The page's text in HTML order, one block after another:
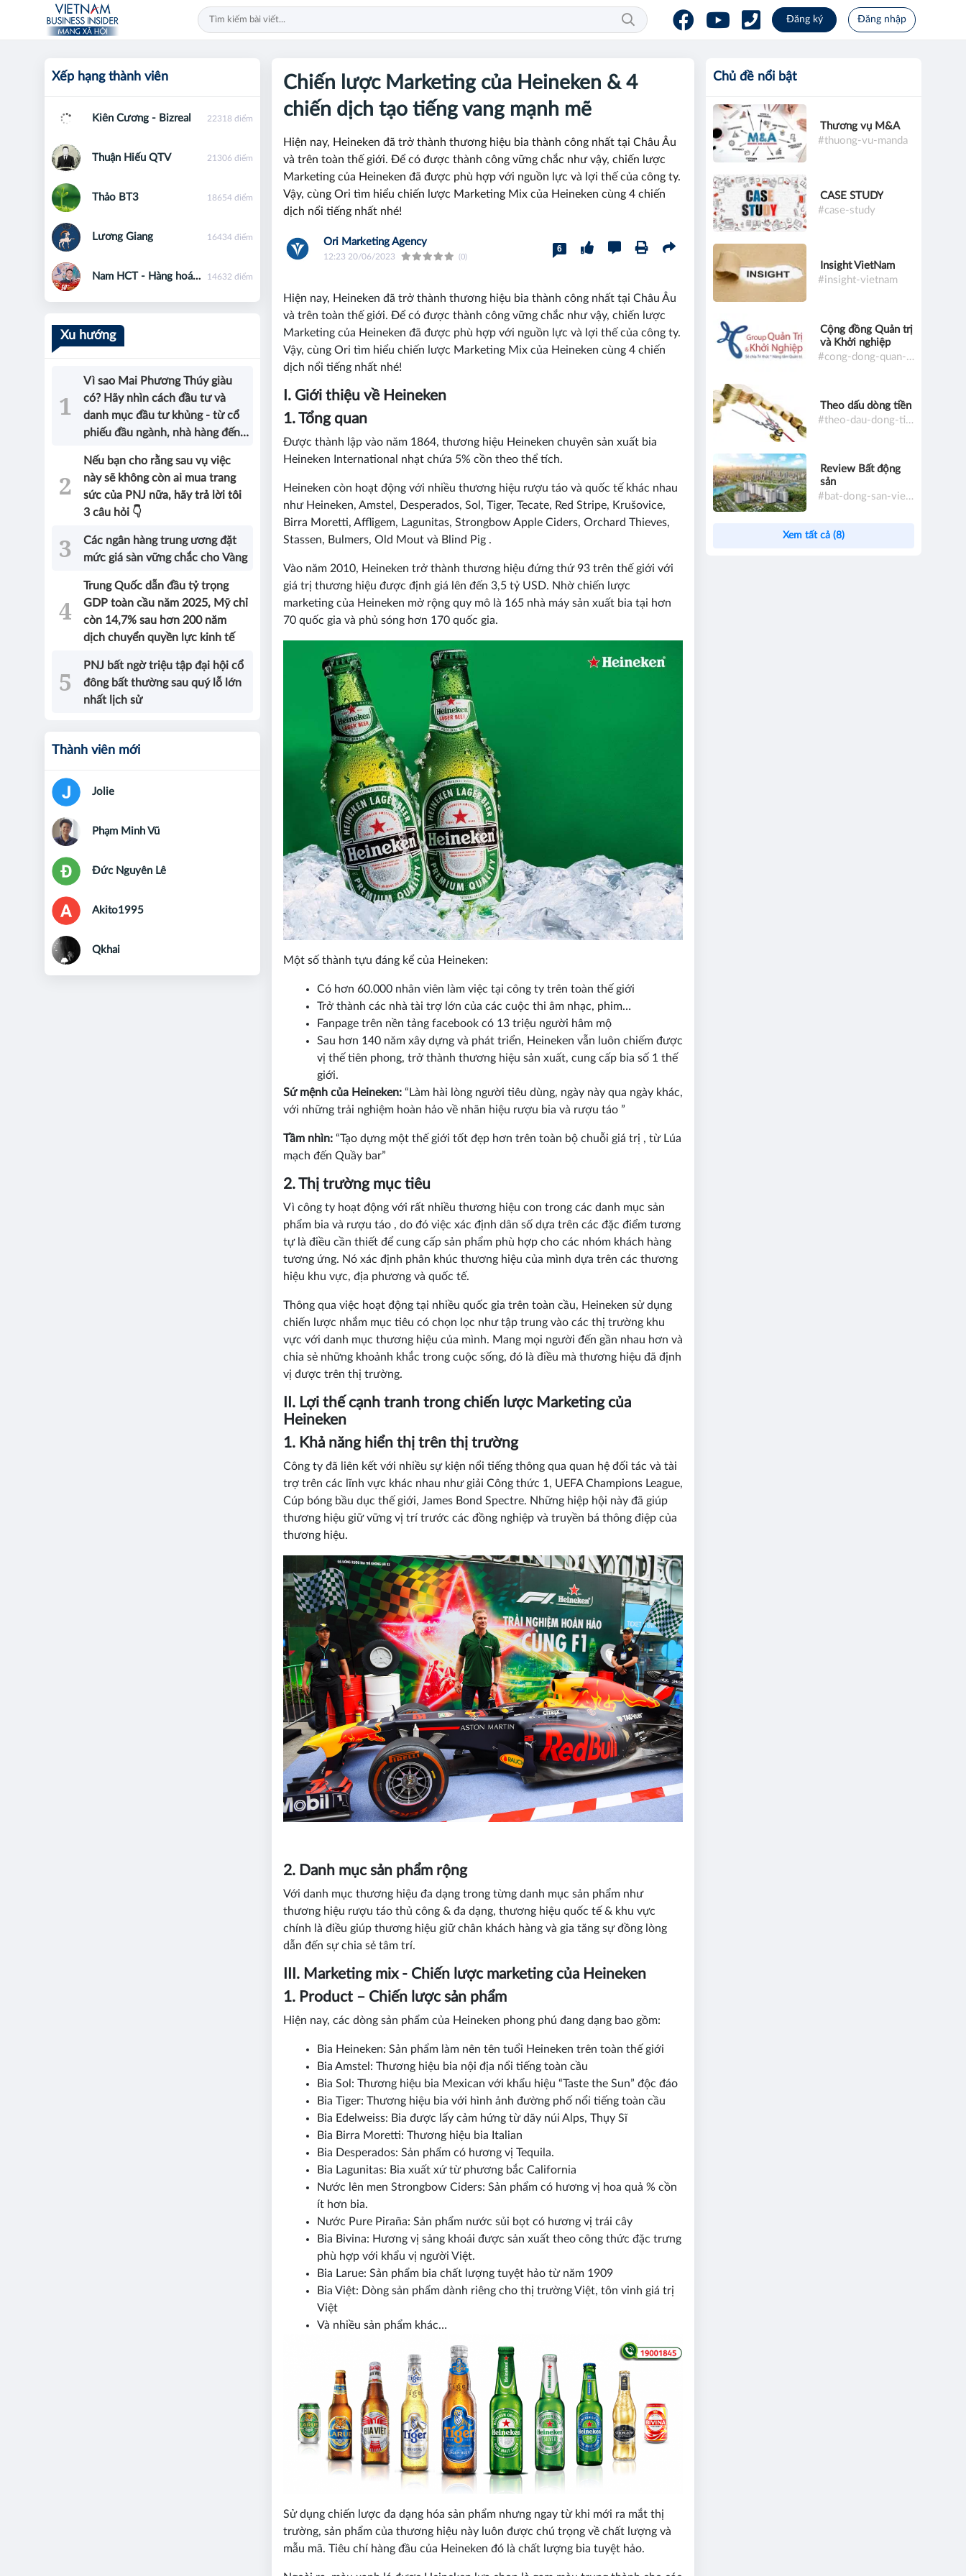
Đăng ký Đăng nhập
Chiến lược Marketing của Heineken & 4
chiến dịch tạo tiếng vang mạnh mẽ
Hiện nay, Heineken đã trở thành thương hiệu bia thành công nhất tại Châu Âu
và trên toàn thế giới. Để có được thành công vững chắc như vậy, chiến lược
Marketing của Heineken đã được phù hợp với nguồn lực và lợi thế của công ty.
Vậy, cùng Ori tìm hiểu chiến lược Marketing Mix của Heineken cùng 4 chiến
dịch nổi tiếng nhất nhé!
Ori Marketing Agency
12:23 20/06/2023 (0)
6
Hiện nay, Heineken đã trở thành thương hiệu bia thành công nhất tại Châu Âu
và trên toàn thế giới. Để có được thành công vững chắc như vậy, chiến lược
Marketing của Heineken đã được phù hợp với nguồn lực và lợi thế của công ty.
Vậy, cùng Ori tìm hiểu chiến lược Marketing Mix của Heineken cùng 4 chiến
dịch nổi tiếng nhất nhé!
I. Giới thiệu về Heineken
1. Tổng quan
Được thành lập vào năm 1864, thương hiệu Heineken chuyên sản xuất bia
Heineken International nhạt chứa 5% cồn theo thể tích.
Heineken còn hoạt động với nhiều thương hiệu rượu táo và quốc tế khác nhau
như Heineken, Amstel, Desperados, Sol, Tiger, Tecate, Red Stripe, Krušovice,
Birra Moretti, Affligem, Lagunitas, Strongbow Apple Ciders, Orchard Thieves,
Stassen, Bulmers, Old Mout và Blind Pig .
Vào năm 2010, Heineken trở thành thương hiệu đứng thứ 93 trên thế giới với
giá trị thương hiệu được định giá lên đến 3,5 tỷ USD. Nhờ chiến lược
marketing của Heineken mở rộng quy mô là 165 nhà máy sản xuất bia tại hơn
70 quốc gia và phủ sóng hơn 170 quốc gia.
Một số thành tựu đáng kể của Heineken:
Có hơn 60.000 nhân viên làm việc tại công ty trên toàn thế giới
Trở thành các nhà tài trợ lớn của các cuộc thi âm nhạc, phim…
Fanpage trên nền tảng facebook có 13 triệu người hâm mộ
Sau hơn 140 năm xây dựng và phát triển, Heineken vẫn luôn chiếm được
vị thế tiên phong, trở thành thương hiệu sản xuất, cung cấp bia số 1 thế
giới.
Sứ mệnh của Heineken: “Làm hài lòng người tiêu dùng, ngày này qua ngày khác,
với những trải nghiệm hoàn hảo về nhãn hiệu rượu bia và rượu táo ”
Tầm nhìn: “Tạo dựng một thế giới tốt đẹp hơn trên toàn bộ chuỗi giá trị , từ Lúa
mạch đến Quầy bar”
2. Thị trường mục tiêu
Vì công ty hoạt động với rất nhiều thương hiệu con trong các danh mục sản
phẩm bia và rượu táo , do đó việc xác định dân số dựa trên các đặc điểm tương
tự là điều cần thiết để cung cấp sản phẩm phù hợp cho các nhóm khách hàng
tương ứng. Nó xác định phân khúc thương hiệu của mình dựa trên các thương
hiệu khu vực, địa phương và quốc tế.
Thông qua việc hoạt động tại nhiều quốc gia trên toàn cầu, Heineken sử dụng
chiến lược nhắm mục tiêu có chọn lọc như tập trung vào các thị trường khu
vực với danh mục thương hiệu của mình. Mang mọi người đến gần nhau hơn và
chia sẻ những khoảnh khắc trong cuộc sống, đó là điều mà thương hiệu đã định
vị được trên thị trường.
II. Lợi thế cạnh tranh trong chiến lược Marketing của
Heineken
1. Khả năng hiển thị trên thị trường
Công ty đã liên kết với nhiều sự kiện nổi tiếng thông qua quan hệ đối tác và tài
trợ trên các lĩnh vực khác nhau như giải Công thức 1, UEFA Champions League,
Cúp bóng bầu dục thế giới, James Bond Spectre. Những hiệp hội này đã giúp
thương hiệu giữ vững vị trí trước các đồng nghiệp và truyền bá thông điệp của
thương hiệu.
2. Danh mục sản phẩm rộng
Với danh mục thương hiệu đa dạng trong từng danh mục sản phẩm như
thương hiệu rượu táo thủ công & đa dạng, thương hiệu quốc tế & khu vực
chính là điều giúp thương hiệu giữ chân khách hàng và gia tăng sự đồng lòng
dẫn đến sự chia sẻ tâm trí.
III. Marketing mix - Chiến lược marketing của Heineken
1. Product – Chiến lược sản phẩm
Hiện nay, các dòng sản phẩm của Heineken phong phú đang dạng bao gồm:
Bia Heineken: Sản phẩm làm nên tên tuổi Heineken trên toàn thế giới
Bia Amstel: Thương hiệu bia nội địa nổi tiếng toàn cầu
Bia Sol: Thương hiệu bia Mexican với khẩu hiệu “Taste the Sun” độc đáo
Bia Tiger: Thương hiệu bia với hình ảnh đường phố nổi tiếng toàn cầu
Bia Edelweiss: Bia được lấy cảm hứng từ dãy núi Alps, Thụy Sĩ
Bia Birra Moretti: Thương hiệu bia Italian
Bia Desperados: Sản phẩm có hương vị Tequila.
Bia Lagunitas: Bia xuất xứ từ phương bắc California
Nước lên men Strongbow Ciders: Sản phẩm có hương vị hoa quả % cồn
ít hơn bia.
Nước Pure Piraña: Sản phẩm nước sủi bọt có hương vị trái cây
Bia Bivina: Hương vị sảng khoái được sản xuất theo công thức đặc trưng
phù hợp với khẩu vị người Việt.
Bia Larue: Sản phẩm bia chất lượng tuyệt hảo từ năm 1909
Bia Việt: Dòng sản phẩm dành riêng cho thị trường Việt, tôn vinh giá trị
Việt
Và nhiều sản phẩm khác…
Sử dụng chiến lược đa dạng hóa sản phẩm nhưng ngay từ khi mới ra mắt thị
trường, sản phẩm của thương hiệu này luôn được chú trọng về chất lượng và
mẫu mã. Tiêu chí hàng đầu của Heineken đó là chất lượng bia tuyệt hảo.
Xếp hạng thành viên
Kiên Cương - Bizreal 22318 điểm
Thuận Hiếu QTV 21306 điểm
Thảo BT3 18654 điểm
Lương Giang 16434 điểm
Nam HCT - Hàng hoá phái sinh - 0867091553 14632 điểm
Xu hướng
Vì sao Mai Phương Thúy giàu
có? Hãy nhìn cách đầu tư và
danh mục đầu tư khủng - từ cổ
phiếu đầu ngành, nhà hàng đến
được câu trả lời!
Nếu bạn cho rằng sau vụ việc
này sẽ không còn ai mua trang
sức của PNJ nữa, hãy trả lời tôi
3 câu hỏi 👇
Các ngân hàng trung ương đặt
mức giá sàn vững chắc cho Vàng
Trung Quốc dẫn đầu tỷ trọng
GDP toàn cầu năm 2025, Mỹ chỉ
còn 14,7% sau hơn 200 năm
dịch chuyển quyền lực kinh tế
PNJ bất ngờ triệu tập đại hội cổ
đông bất thường sau quý lỗ lớn
nhất lịch sử
Thành viên mới
Jolie
Phạm Minh Vũ
Đức Nguyên Lê
Akito1995
Qkhai
Chủ đề nổi bật
Thương vụ M&A
#thuong-vu-manda
CASE STUDY
#case-study
Insight VietNam
#insight-vietnam
Cộng đồng Quản trị
và Khởi nghiệp
#cong-dong-quan-tri-va-khoi-nghiep
Theo dấu dòng tiền
#theo-dau-dong-tien
Review Bất động
sản
#bat-dong-san-viet-nam
Xem tất cả (8)